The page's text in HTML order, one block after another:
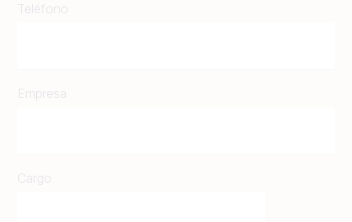
Teléfono
Empresa
Cargo